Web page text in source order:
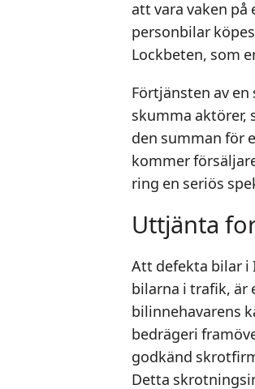
att vara vaken på
personbilar
Lockbeten, som
Förtjänsten av
skumma aktörer,
den summan för
kommer
ring en seriös
Uttjänta
Att defekta bilar i
bilarna i trafik, är
bilinnehavarens
bedrägeri
godkänd
Detta